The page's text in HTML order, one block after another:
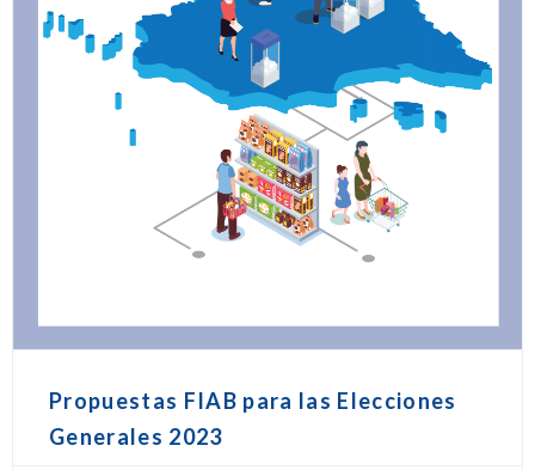
Propuestas FIAB para las Elecciones
Generales 2023